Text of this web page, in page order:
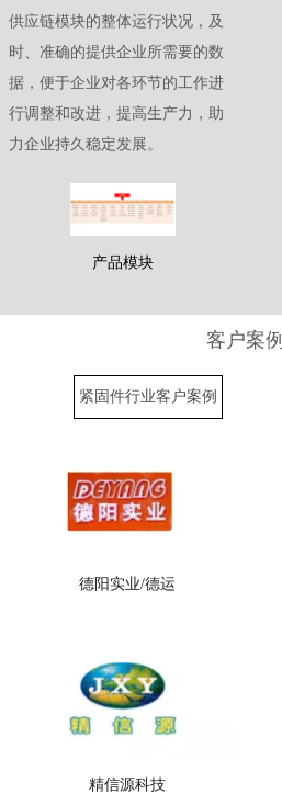
供应链模块的整体运行状况，及
时、准确的提供企业所需要的数
据，便于企业对各环节的工作进
行调整和改进，提高生产力，助
力企业持久稳定发展。
产品模块
客户案例
紧固件行业客户案例
德阳实业/德运
精信源科技